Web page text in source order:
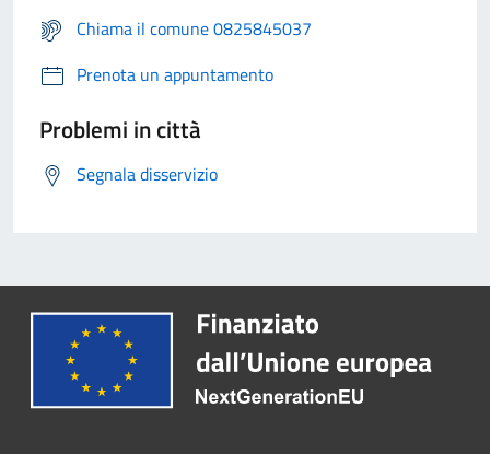
Chiama il comune 0825845037
Prenota un appuntamento
Problemi in città
Segnala disservizio